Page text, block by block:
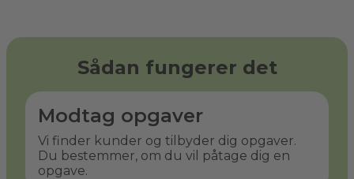
Sådan fungerer det
Modtag opgaver
Vi finder kunder og tilbyder dig opgaver.
Du bestemmer, om du vil påtage dig en
opgave.